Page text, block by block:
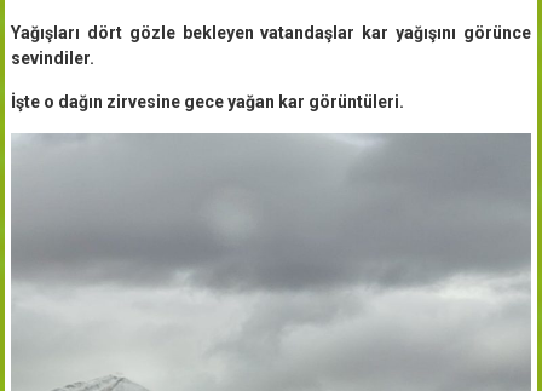
Yağışları dört gözle bekleyen vatandaşlar kar yağışını görünce
sevindiler.
İşte o dağın zirvesine gece yağan kar görüntüleri.